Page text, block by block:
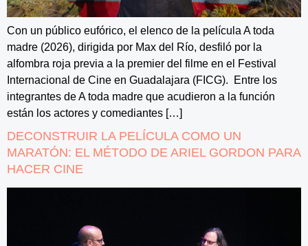
Con un público eufórico, el elenco de la película A toda
madre (2026), dirigida por Max del Río, desfiló por la
alfombra roja previa a la premier del filme en el Festival
Internacional de Cine en Guadalajara (FICG). Entre los
integrantes de A toda madre que acudieron a la función
están los actores y comediantes […]
DECONSTRUIR LA PELÍCULA COMO UN
MARATÓN: EL MÉTODO DE ARIEL GORDON PARA
HACER CINE